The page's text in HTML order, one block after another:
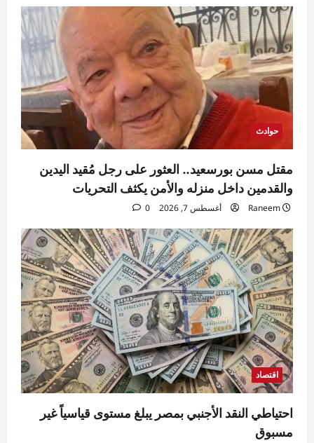
4
قتل شاب بالخصوص.. حبس المتهم بعد إطلاق
النار على شاب دافع عن سيدة
Raneem
أغسطس 7, 2026 0
5
سياسة
تحركات برلمانية وحكومية في مصر لمواجهة
تداعيات الزلازل
Rabab khaled
أغسطس 7, 2026
0
حوادث
مقتل مسن بورسعيد.. العثور على رجل مُقيد اليدين
والقدمين داخل منزله والأمن يكثف التحريات
Raneem أغسطس 7, 2026 0
اقتصاد
احتياطي النقد الأجنبي بمصر يبلغ مستوى قياسياً غير
مسبوق